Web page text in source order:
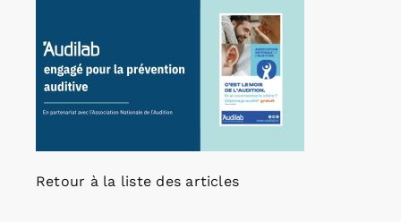
Retour à la liste des articles